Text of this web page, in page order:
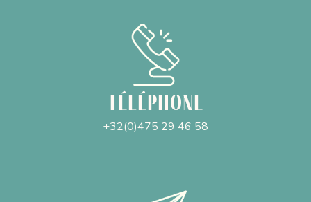
Téléphone
+32(0)475 29 46 58